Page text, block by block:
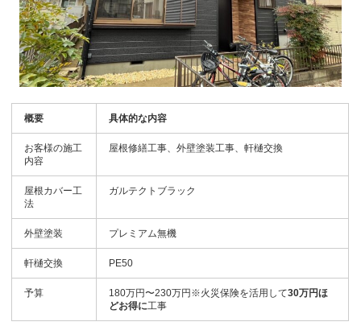
概要 具体的な内容
お客様の施工
内容
屋根修繕工事、外壁塗装工事、軒樋交換
屋根カバー工
法
ガルテクトブラック
外壁塗装 プレミアム無機
軒樋交換 PE50
予算 180万円〜230万円※火災保険を活用して30万円ほ
どお得に工事